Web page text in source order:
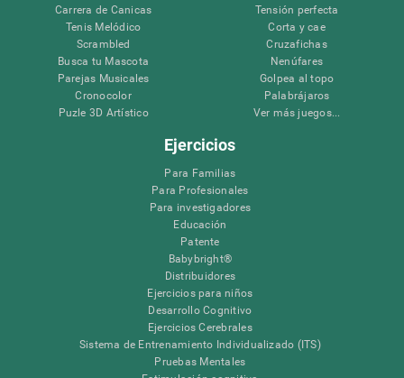
Carrera de Canicas
Tenis Melódico
Scrambled
Busca tu Mascota
Parejas Musicales
Cronocolor
Puzle 3D Artístico
Tensión perfecta
Corta y cae
Cruzafichas
Nenúfares
Golpea al topo
Palabrájaros
Ver más juegos...
Ejercicios
Para Familias
Para Profesionales
Para investigadores
Educación
Patente
Babybright®
Distribuidores
Ejercicios para niños
Desarrollo Cognitivo
Ejercicios Cerebrales
Sistema de Entrenamiento Individualizado (ITS)
Pruebas Mentales